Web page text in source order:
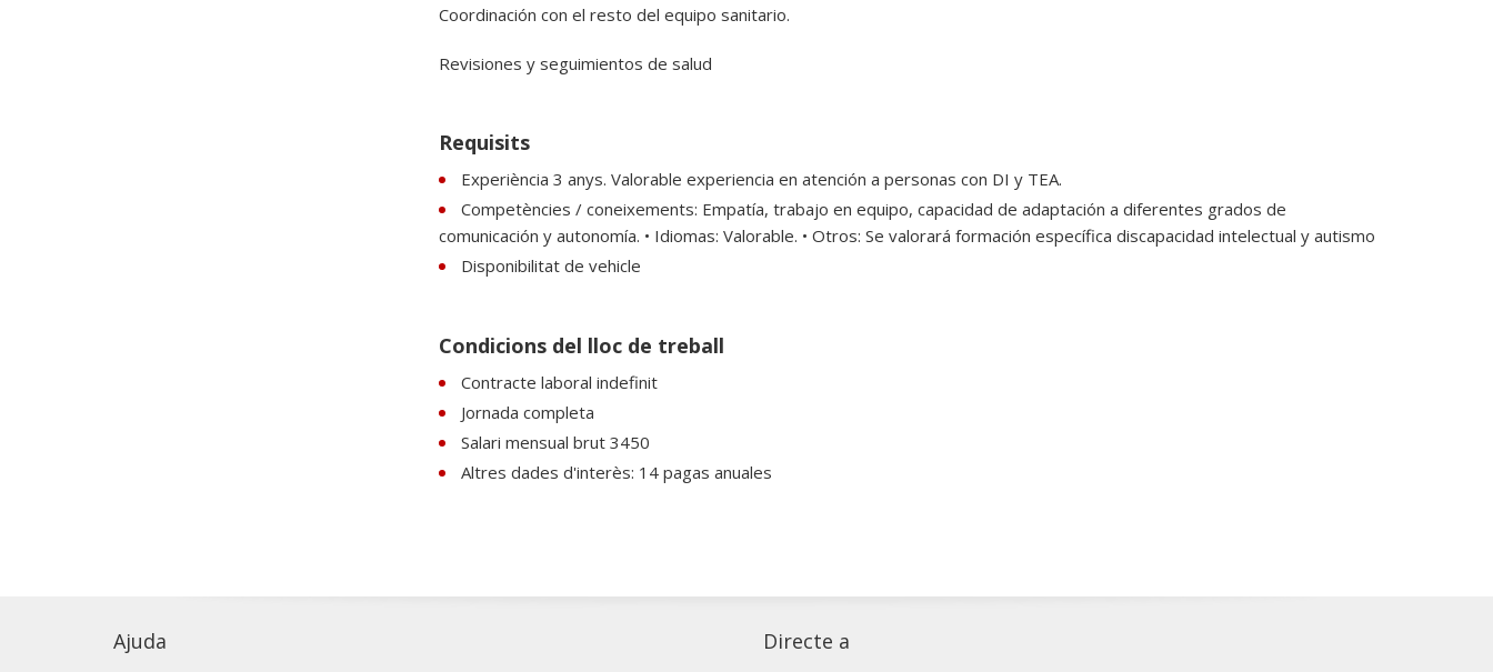
Coordinación con el resto del equipo sanitario.
Revisiones y seguimientos de salud
Requisits
Experiència 3 anys. Valorable experiencia en atención a personas con DI y TEA.
Competències / coneixements: Empatía, trabajo en equipo, capacidad de adaptación a diferentes grados de
comunicación y autonomía. • Idiomas: Valorable. • Otros: Se valorará formación específica discapacidad intelectual y autismo
Disponibilitat de vehicle
Condicions del lloc de treball
Contracte laboral indefinit
Jornada completa
Salari mensual brut 3450
Altres dades d'interès: 14 pagas anuales
Ajuda Directe a